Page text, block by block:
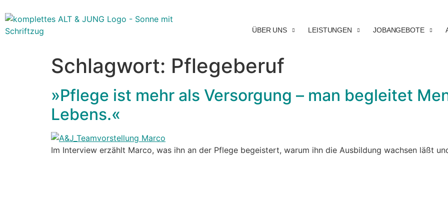
ÜBER UNS LEISTUNGEN JOBANGEBOTE
Schlagwort: Pflegeberuf
»Pflege ist mehr als Versorgung – man begleitet
Lebens.«
Im Interview erzählt Marco, was ihn an der Pflege begeistert, warum ihn die Ausbildung wachsen läßt